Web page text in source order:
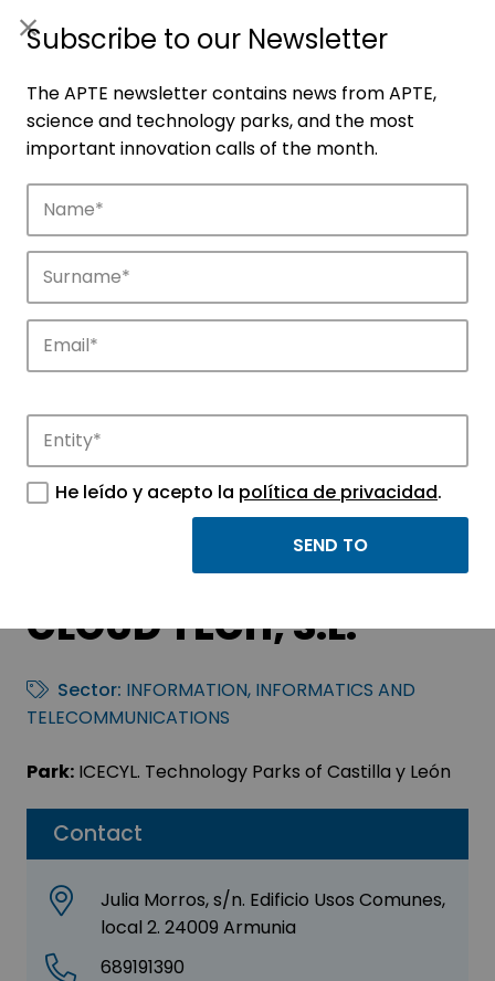
Companies
Discover the companies that drive
innovation in APTE’s parks.
Contact
Julia Morros, s/n. Edificio Usos Comunes,
local 2. 24009 Armunia
689191390
TELEFONICA
CYBERSECURITY &
CLOUD TECH, S.L.
Sector: INFORMATION, INFORMATICS AND
TELECOMMUNICATIONS
Park: ICECYL. Technology Parks of Castilla y León
Subscribe to our Newsletter
The APTE newsletter contains news from APTE,
science and technology parks, and the most
important innovation calls of the month.
He leído y acepto la política de privacidad.